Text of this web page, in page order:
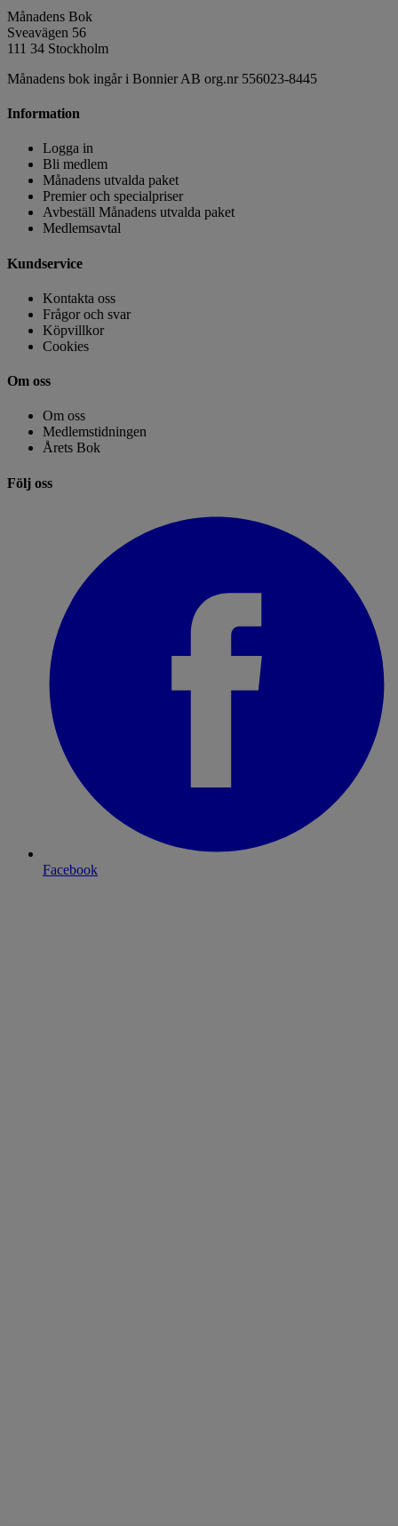
Månadens Bok
Sveavägen 56
111 34 Stockholm
Månadens bok ingår i Bonnier AB org.nr 556023-8445
Information
Logga in
Bli medlem
Månadens utvalda paket
Premier och specialpriser
Avbeställ Månadens utvalda paket
Medlemsavtal
Kundservice
Kontakta oss
Frågor och svar
Köpvillkor
Cookies
Om oss
Om oss
Medlemstidningen
Årets Bok
Följ oss
Facebook